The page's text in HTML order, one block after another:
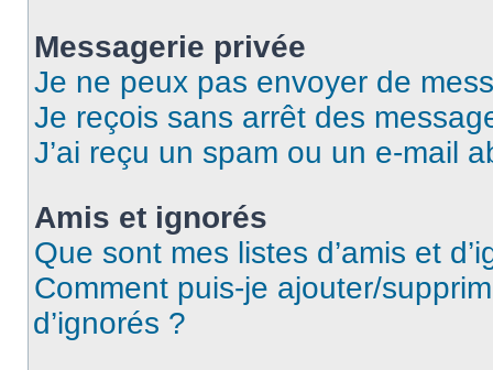
Messagerie privée
Je ne peux pas envoyer de
Je reçois sans arrêt des
J’ai reçu un spam ou un e-mail
Amis et ignorés
Que sont mes listes d’amis et
Comment puis-je ajouter/
d’ignorés ?